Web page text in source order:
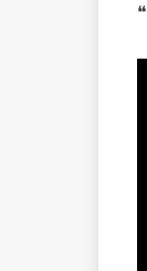
❝